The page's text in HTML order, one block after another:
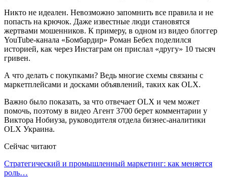
Никто не идеален. Невозможно запомнить все правила и не
попасть на крючок. Даже известные люди становятся
жертвами мошенников. К примеру, в одном из видео блоггер
YouTube-канала «Бомбардир» Роман Бебех поделился
историей, как через Инстаграм он прислал «другу» 10 тысяч
гривен.
А что делать с покупками? Ведь многие схемы связаны с
маркетплейсами и досками объявлений, таких как OLX.
Важно было показать, за что отвечает OLX и чем может
помочь, поэтому в видео Агент 3700 берет комментарии у
Виктора Нобиуза, руководителя отдела бизнес-аналитики
OLX Украина.
Сейчас читают
Стратегический и промышленный маркетинг: как меняется
роль…